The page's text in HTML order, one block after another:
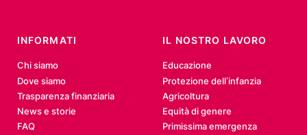
INFORMATI
Chi siamo
Dove siamo
Trasparenza finanziaria
News e storie
FAQ
IL NOSTRO LAVORO
Educazione
Protezione dell’infanzia
Agricoltura
Equità di genere
Primissima emergenza